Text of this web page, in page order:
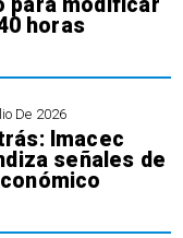
horas
De 2026
Imacec
señales de